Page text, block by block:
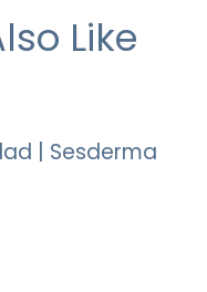
Like
| Sesderma